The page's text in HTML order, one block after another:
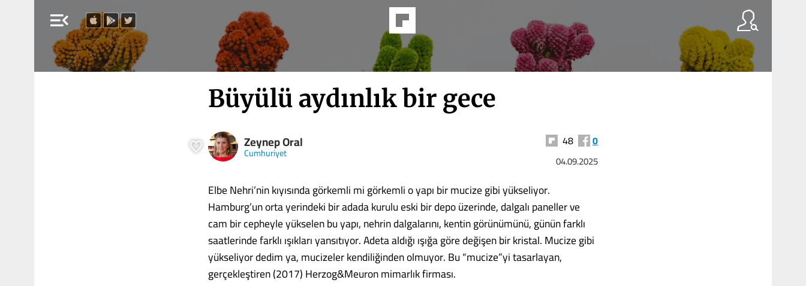
menu_open
Büyülü aydınlık bir gece
Zeynep Oral
Cumhuriyet
48 0
04.09.2025
Elbe Nehri’nin kıyısında görkemli mi görkemli o yapı bir mucize gibi yükseliyor.
Hamburg’un orta yerindeki bir adada kurulu eski bir depo üzerinde, dalgalı paneller ve
cam bir cepheyle yükselen bu yapı, nehrin dalgalarını, kentin görünümünü, günün farklı
saatlerinde farklı ışıkları yansıtıyor. Adeta aldığı ışığa göre değişen bir kristal. Mucize gibi
yükseliyor dedim ya, mucizeler kendiliğinden olmuyor. Bu “mucize”yi tasarlayan,
gerçekleştiren (2017) Herzog&Meuron mimarlık firması.